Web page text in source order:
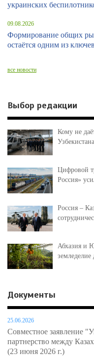
украинских
09.08.2026
Формирование общих
остаётся одним из
все новости
Выбор редакции
Кому не
Цифровой
Россия»
Россия –
Абхазия и
земледелие
Документы
25.06.2026
Совместное заявление
партнерство между
(23 июня 2026 г.)